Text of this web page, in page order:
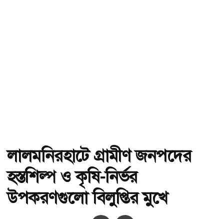
লালমনিরহাটে গ্রামীণ জনপদের
হস্তশিল্প ও কৃষি-নির্ভর
উপকরণগুলো বিলুপ্তির মুখে